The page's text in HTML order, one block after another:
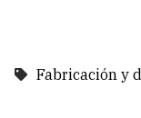
Fabricación y